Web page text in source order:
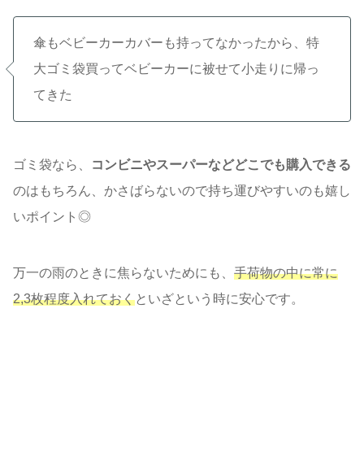
傘もベビーカーカバーも持ってなかったから、特
大ゴミ袋買ってベビーカーに被せて小走りに帰っ
てきた
ゴミ袋なら、
コンビニやスーパーなどどこでも購入できる
のはもちろん、かさばらないので持ち運びやすいのも嬉し
いポイント◎
万一の雨のときに焦らないためにも、 手荷物の中に常に
2,3枚程度入れておくといざという時に安心です。